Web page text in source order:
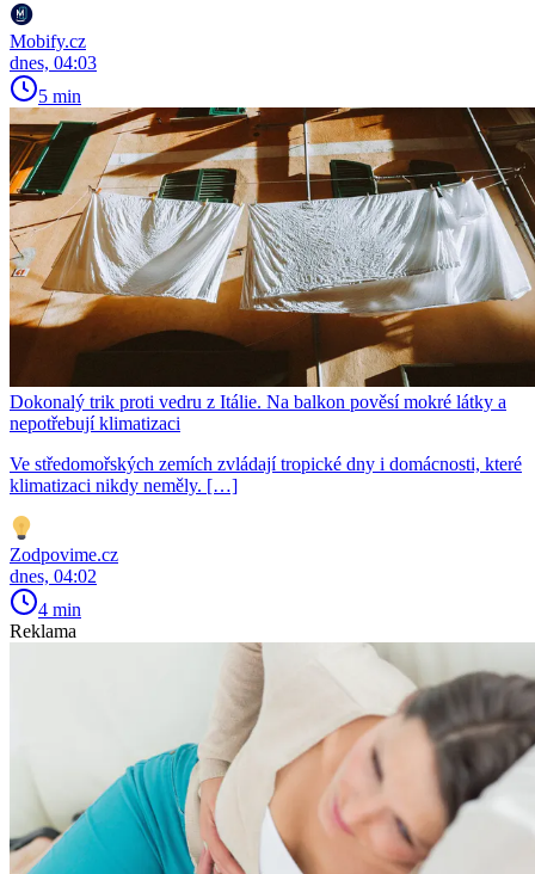
Mobify.cz
dnes, 04:03
5 min
Dokonalý trik proti vedru z Itálie. Na balkon pověsí mokré látky a
nepotřebují klimatizaci
Ve středomořských zemích zvládají tropické dny i domácnosti, které
klimatizaci nikdy neměly. […]
Zodpovime.cz
dnes, 04:02
4 min
Reklama